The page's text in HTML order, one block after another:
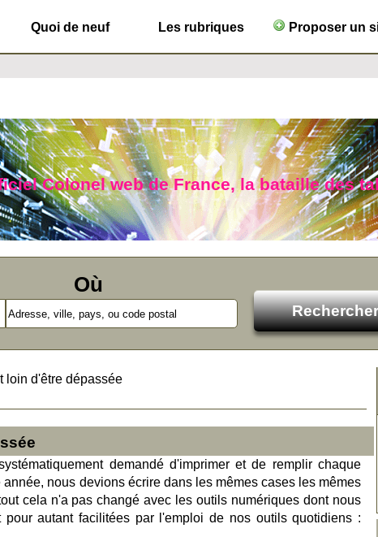
Quoi de neuf Les rubriques Proposer un
Colonel web de France, la bataille des
Où
loin d'être dépassée
demandé d'imprimer et de remplir chaque
nous devions écrire dans les mêmes cases les mêmes
cela n'a pas changé avec les outils numériques dont nous
autant facilitées par l'emploi de nos outils quotidiens :